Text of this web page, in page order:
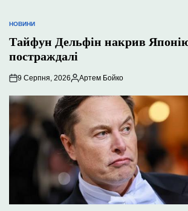
ОПУБЛІКУВАТИ
НОВИНИ
Тайфун Дельфін накрив
постраждалі
9 Серпня, 2026
Опубліковано
Артем Бойко